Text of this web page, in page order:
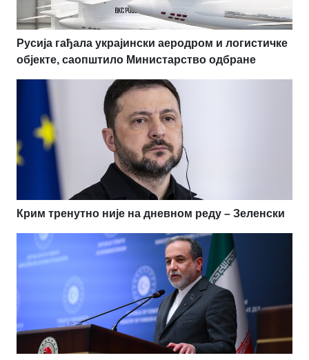
Русија гађала украјински аеродром и логистичке
објекте, саопштило Министарство одбране
Крим тренутно није на дневном реду – Зеленски